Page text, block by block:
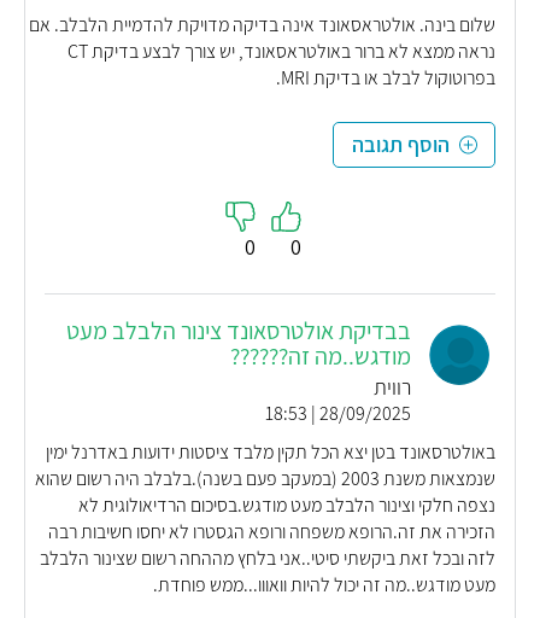
שלום בינה. אולטראסאונד אינה בדיקה מדויקת להדמיית הלבלב. אם
נראה ממצא לא ברור באולטראסאונד, יש צורך לבצע בדיקת CT
בפרוטוקול לבלב או בדיקת MRI.
הוסף תגובה
0
0
בבדיקת אולטרסאונד צינור הלבלב מעט
מודגש..מה זה??????
רווית
28/09/2025 | 18:53
באולטרסאונד בטן יצא הכל תקין מלבד ציסטות ידועות באדרנל ימין
שנמצאות משנת 2003 (במעקב פעם בשנה).בלבלב היה רשום שהוא
נצפה חלקי וצינור הלבלב מעט מודגש.בסיכום הרדיאולוגית לא
הזכירה את זה.הרופא משפחה ורופא הגסטרו לא יחסו חשיבות רבה
לזה ובכל זאת ביקשתי סיטי..אני בלחץ מההחה רשום שצינור הלבלב
מעט מודגש..מה זה יכול להיות וואווו...ממש פוחדת.